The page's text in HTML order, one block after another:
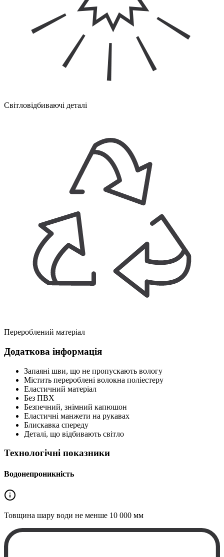
Світловідбиваючі деталі
Перероблений матеріал
Додаткова інформація
Запаяні шви, що не пропускають вологу
Містить перероблені волокна поліестеру
Еластичний матеріал
Без ПВХ
Безпечний, знімний капюшон
Еластичні манжети на рукавах
Блискавка спереду
Деталі, що відбивають світло
Технологічні показники
Водонепроникність
Товщина шару води не менше 10 000 мм